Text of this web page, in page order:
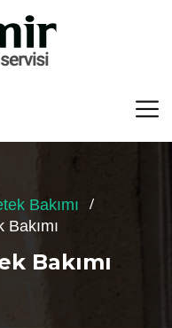
Bakımı
Bakımı